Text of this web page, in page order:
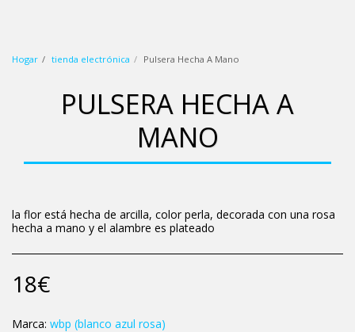
Hogar tienda electrónica Pulsera Hecha A Mano
PULSERA HECHA A
MANO
la flor está hecha de arcilla, color perla, decorada con una rosa
hecha a mano y el alambre es plateado
18€
Marca: wbp (blanco azul rosa)